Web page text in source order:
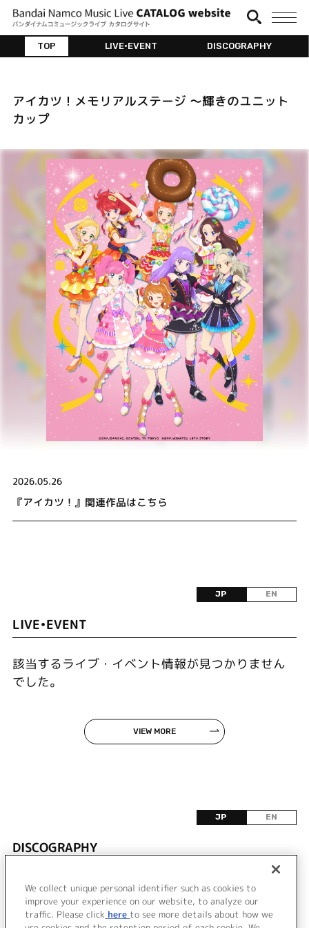
TOP LIVE•EVENT DISCOGRAPHY
アイカツ！メモリアルステージ ～輝きのユニット
カップ
2026.05.26
『アイカツ！』関連作品はこちら
JP EN
LIVE•EVENT
該当するライブ・イベント情報が見つかりません
でした。
VIEW MORE
JP EN
DISCOGRAPHY
該当するリリース情報が見つかりませんでした。
We collect unique personal identifier such as cookies to
improve your experience on our website, to analyze our
traffic. Please click here to see more details about how we